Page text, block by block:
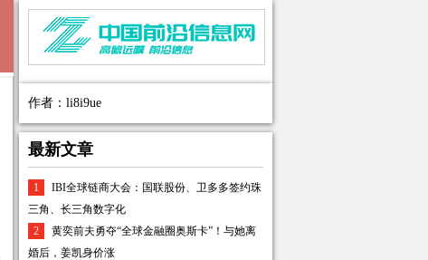
作者：li8i9ue
最新文章
1
IBI全球链商大会：国联股份、卫多多签约珠
三角、长三角数字化
2
黄奕前夫勇夺“全球金融圈奥斯卡”！与她离
婚后，姜凯身价涨